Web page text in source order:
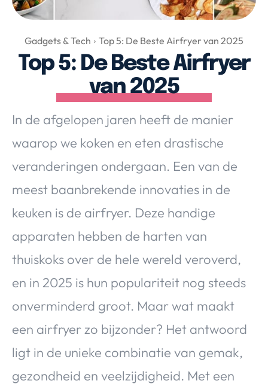
Over Valerie
Over Valerie
De Top 5
VALERIE'S CHOICE
Food & Drinks Health & Beauty Gadgets
Huis & Tuin
Travel
Lifestyle
Gadgets & Tech Top 5: De Beste Airfryer van 2025
Top 5: De Beste Airfryer
van 2025
In de afgelopen jaren heeft de manier
waarop we koken en eten drastische
veranderingen ondergaan. Een van de
meest baanbrekende innovaties in de
keuken is de airfryer. Deze handige
apparaten hebben de harten van
thuiskoks over de hele wereld veroverd,
en in 2025 is hun populariteit nog steeds
onverminderd groot. Maar wat maakt
een airfryer zo bijzonder? Het antwoord
ligt in de unieke combinatie van gemak,
gezondheid en veelzijdigheid. Met een